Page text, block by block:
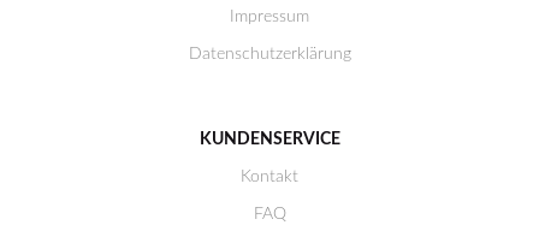
Impressum
Datenschutzerklärung
KUNDENSERVICE
Kontakt
FAQ